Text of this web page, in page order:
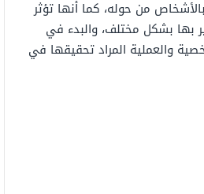
من حوله، كما أنها تؤثر
بها بشكل مختلف، والبدء في
والعملية المراد تحقيقها في